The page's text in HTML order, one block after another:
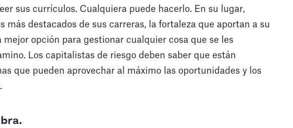
sus currículos. Cualquiera puede hacerlo. En su lugar,
más destacados de sus carreras, la fortaleza que aportan a su
mejor opción para gestionar cualquier cosa que se les
Los capitalistas de riesgo deben saber que están
que pueden aprovechar al máximo las oportunidades y los